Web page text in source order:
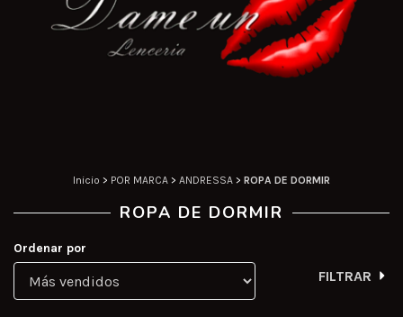
Inicio > POR MARCA > ANDRESSA > ROPA DE DORMIR
ROPA DE DORMIR
Ordenar por
FILTRAR